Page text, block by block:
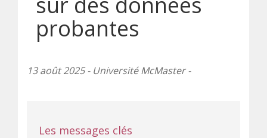
probantes
13 août 2025 - Université McMaster -
Les messages clés